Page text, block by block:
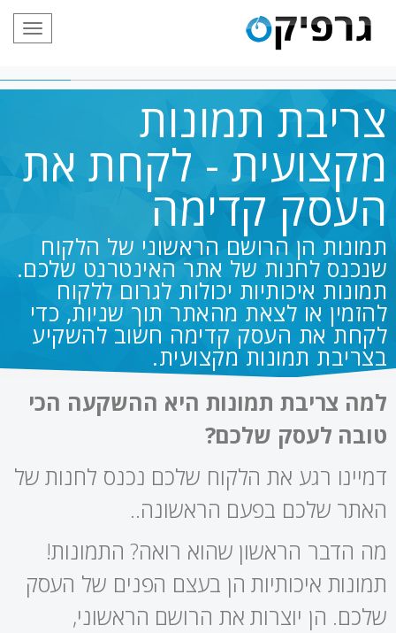
צריבת תמונות
מקצועית - לקחת את
העסק קדימה
תמונות הן הרושם הראשוני של הלקוח
שנכנס לחנות של אתר האינטרנט שלכם.
תמונות איכותיות יכולות לגרום ללקוח
להזמין או לצאת מהאתר תוך שניות, כדי
לקחת את העסק קדימה חשוב להשקיע
בצריבת תמונות מקצועית.
למה צריבת תמונות היא ההשקעה הכי
טובה לעסק שלכם?
דמיינו רגע את הלקוח שלכם נכנס לחנות של
האתר שלכם בפעם הראשונה..
מה הדבר הראשון שהוא רואה? התמונות!
תמונות איכותיות הן בעצם הפנים של העסק
שלכם. הן יוצרות את הרושם הראשוני,